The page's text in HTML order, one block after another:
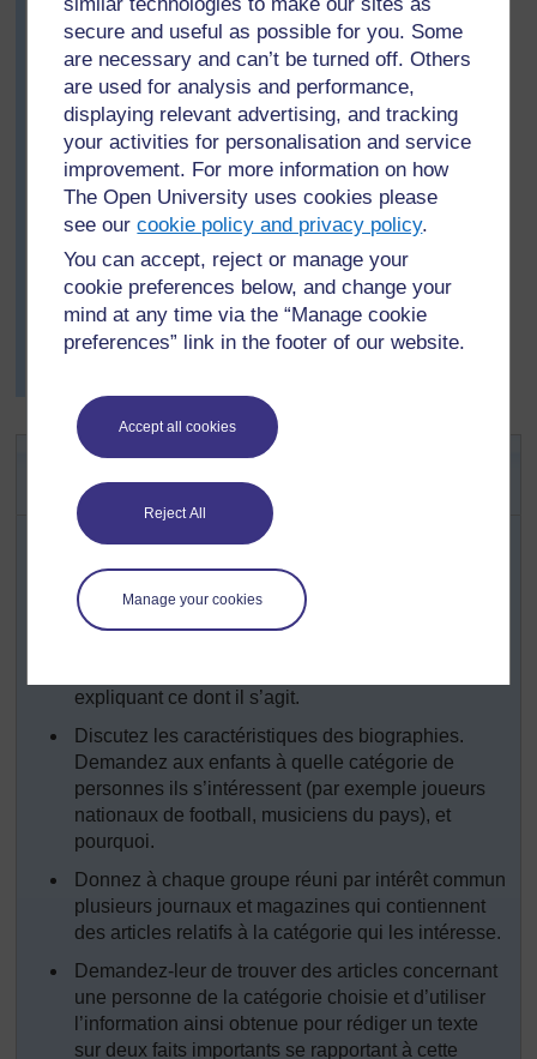
secure and useful as possible for you. Some
are necessary and can’t be turned off. Others
are used for analysis and performance,
displaying relevant advertising, and tracking
your activities for personalisation and service
improvement. For more information on how
The Open University uses cookies please
see ourcookie policy and privacy policy.
You can accept, reject or manage your
cookie preferences below, and change your
mind at any time via the “Manage cookie
preferences” link in the footer of our website.
Accept all cookies
Reject All
Manage your cookies
Célestin a réparti les élèves par groupes d’intérêts. Il y
a eu plusieurs groupes pour les vedettes du sport et les
musiciens! Il a donné des magazines et des journaux à
chaque groupe et il leur a demandé de rechercher les
images ou des articles concernant leur personnage
favori. En groupe, les élèves se sont entraidés pour
écrire une ou deux courtes phrases sur la vie de ce
personnage. Ils ont utilisé leur propre vocabulaire ainsi
Célestin a été satisfait de constater que la plupart se
sont impliqués dans la lecture et, quand bien même
certains ont contribué au texte plus que d’autres, tous
ont participé. Chaque groupe a pris plaisir à lire sa
Activité 2: Lire et écrire des
biographies
Utilisez la
Ressource 4 : Préparation de leçons sur la
pour cette activité.
Demandez aux élèves de lire ensemble le récit
expliquant ce dont il s’agit.
Discutez les caractéristiques des biographies.
Demandez aux enfants à quelle catégorie de
personnes ils s’intéressent (par exemple joueurs
nationaux de football, musiciens du pays), et
pourquoi.
Donnez à chaque groupe réuni par intérêt commun
plusieurs journaux et magazines qui contiennent
des articles relatifs à la catégorie qui les intéresse.
Demandez-leur de trouver des articles concernant
une personne de la catégorie choisie et d’utiliser
l’information ainsi obtenue pour rédiger un texte
sur deux faits importants se rapportant à cette